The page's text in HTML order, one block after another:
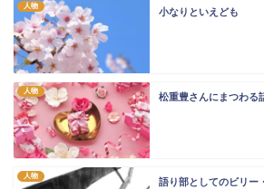
人物
小なりといえども
人物
松重豊さんにまつわる
人物
語り部としてのビリー